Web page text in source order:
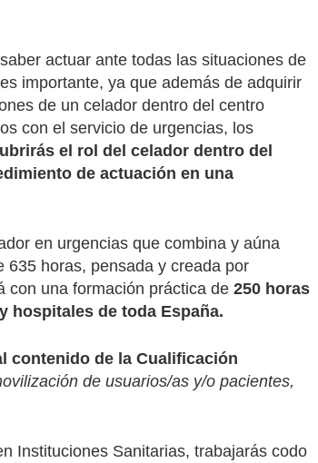
actuar ante todas las situaciones de
importante, ya que además de adquirir
de un celador dentro del centro
con el servicio de urgencias, los
el rol del celador dentro del
de actuación en una
en urgencias que combina y aúna
635 horas, pensada y creada por
con una formación práctica de 250 horas
hospitales de toda España.
contenido de la Cualificación
de usuarios/as y/o pacientes,
Instituciones Sanitarias, trabajarás codo